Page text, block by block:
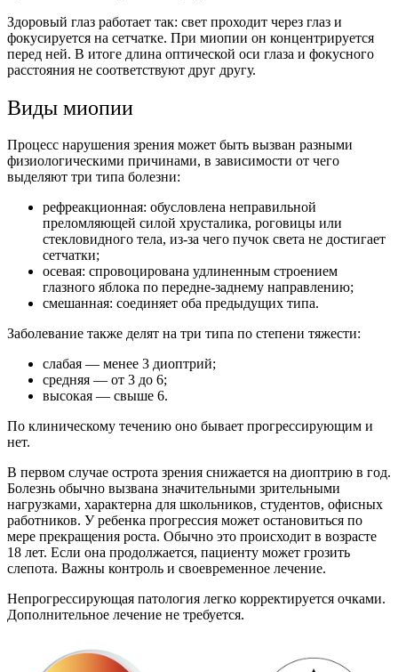
Здоровый глаз работает так: свет проходит через глаз и
фокусируется на сетчатке. При миопии он концентрируется
перед ней. В итоге длина оптической оси глаза и фокусного
расстояния не соответствуют друг другу.
Виды миопии
Процесс нарушения зрения может быть вызван разными
физиологическими причинами, в зависимости от чего
выделяют три типа болезни:
рефреакционная: обусловлена неправильной
преломляющей силой хрусталика, роговицы или
стекловидного тела, из-за чего пучок света не достигает
сетчатки;
осевая: спровоцирована удлиненным строением
глазного яблока по передне-заднему направлению;
смешанная: соединяет оба предыдущих типа.
Заболевание также делят на три типа по степени тяжести:
слабая — менее 3 диоптрий;
средняя — от 3 до 6;
высокая — свыше 6.
По клиническому течению оно бывает прогрессирующим и
нет.
В первом случае острота зрения снижается на диоптрию в год.
Болезнь обычно вызвана значительными зрительными
нагрузками, характерна для школьников, студентов, офисных
работников. У ребенка прогрессия может остановиться по
мере прекращения роста. Обычно это происходит в возрасте
18 лет. Если она продолжается, пациенту может грозить
слепота. Важны контроль и своевременное лечение.
Непрогрессирующая патология легко корректируется очками.
Дополнительное лечение не требуется.